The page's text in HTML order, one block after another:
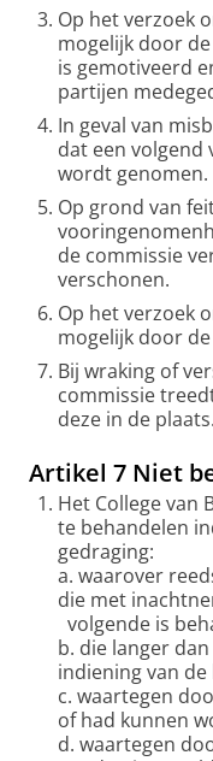
Op het verzoek
mogelijk door
is gemotiveerd
partijen
In geval van
dat een volgend
wordt genomen.
Op grond van
de commissie
verschonen.
Op het verzoek
mogelijk door
Bij wraking of
commissie
deze in de plaats.
Artikel 7 Niet
Het College van
te behandelen
gedraging:
a. waarover
die met
volgende is
b. die langer
indiening van
c. waartegen
of had kunnen
d. waartegen